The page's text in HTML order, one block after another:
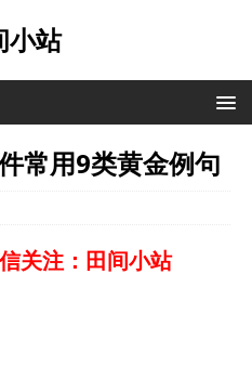
小站
常用9类黄金例句
关注：田间小站